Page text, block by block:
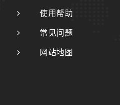
使用帮助
常见问题
网站地图